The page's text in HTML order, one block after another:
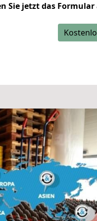
Sie jetzt das Formular